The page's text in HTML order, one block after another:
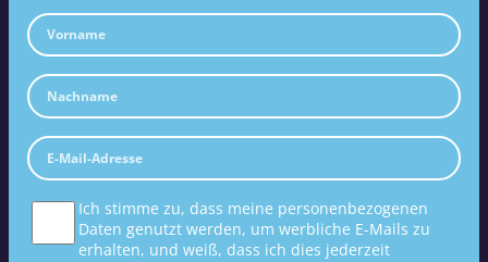
Ich stimme zu, dass meine personenbezogenen
Daten genutzt werden, um werbliche E-Mails zu
erhalten, und weiß, dass ich dies jederzeit